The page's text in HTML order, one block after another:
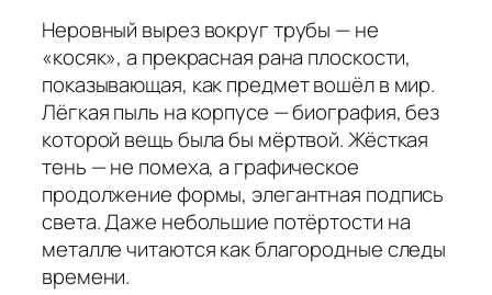
Неровный вырез вокруг трубы — не
«косяк», а прекрасная рана плоскости,
показывающая, как предмет вошёл в мир.
Лёгкая пыль на корпусе — биография, без
которой вещь была бы мёртвой. Жёсткая
тень — не помеха, а графическое
продолжение формы, элегантная подпись
света. Даже небольшие потёртости на
металле читаются как благородные следы
времени.